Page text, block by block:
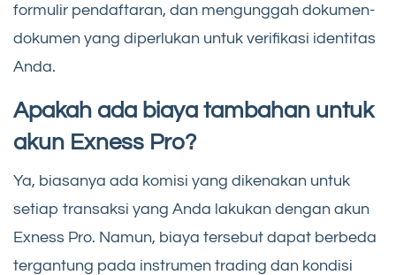
formulir pendaftaran, dan mengunggah dokumen-
dokumen yang diperlukan untuk verifikasi identitas
Anda.
Apakah ada biaya tambahan untuk
akun Exness Pro?
Ya, biasanya ada komisi yang dikenakan untuk
setiap transaksi yang Anda lakukan dengan akun
Exness Pro. Namun, biaya tersebut dapat berbeda
tergantung pada instrumen trading dan kondisi